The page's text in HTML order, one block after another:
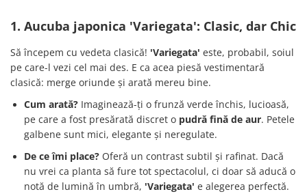
1. Aucuba japonica 'Variegata': Clasic, dar Chic
Să începem cu vedeta clasică! 'Variegata' este, probabil, soiul
pe care-l vezi cel mai des. E ca acea piesă vestimentară
clasică: merge oriunde și arată mereu bine.
Cum arată? Imaginează-ți o frunză verde închis, lucioasă,
pe care a fost presărată discret o pudră fină de aur. Petele
galbene sunt mici, elegante și neregulate.
De ce îmi place? Oferă un contrast subtil și rafinat. Dacă
nu vrei ca planta să fure tot spectacolul, ci doar să aducă o
notă de lumină în umbră, 'Variegata' e alegerea perfectă.